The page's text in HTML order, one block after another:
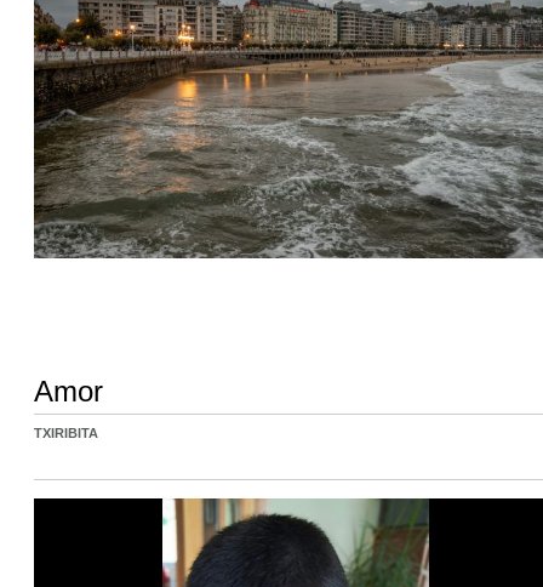
Amor
TXIRIBITA